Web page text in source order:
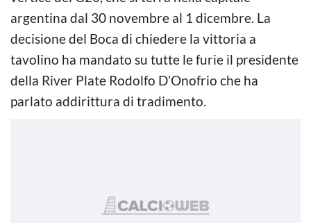
argentina dal 30 novembre al 1 dicembre. La
decisione del Boca di chiedere la vittoria a
tavolino ha mandato su tutte le furie il presidente
della River Plate Rodolfo D’Onofrio che ha
parlato addirittura di tradimento.